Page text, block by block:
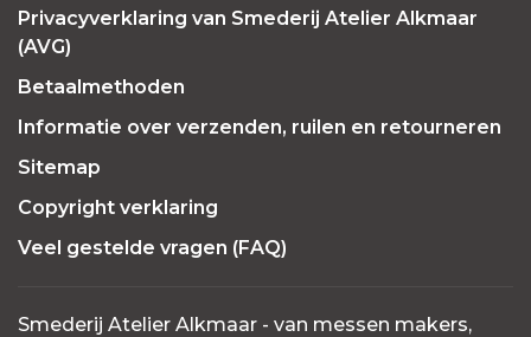
Privacyverklaring van Smederij Atelier Alkmaar
(AVG)
Betaalmethoden
Informatie over verzenden, ruilen en retourneren
Sitemap
Copyright verklaring
Veel gestelde vragen (FAQ)
Smederij Atelier Alkmaar - van messen makers,